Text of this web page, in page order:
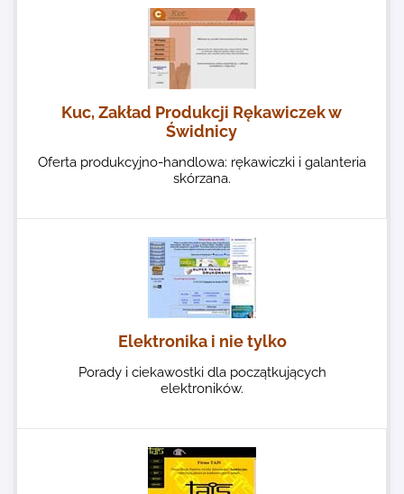
Kuc, Zakład Produkcji Rękawiczek w
Świdnicy
Oferta produkcyjno-handlowa: rękawiczki i galanteria
skórzana.
Elektronika i nie tylko
Porady i ciekawostki dla początkujących
elektroników.